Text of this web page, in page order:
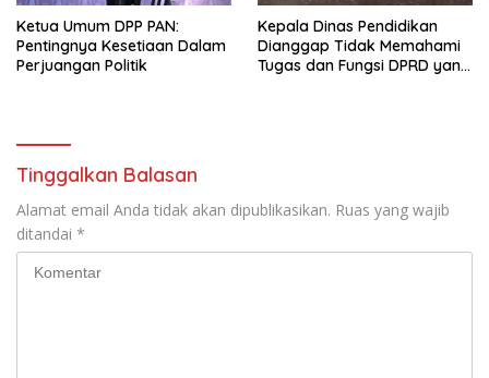
Ketua Umum DPP PAN:
Pentingnya Kesetiaan Dalam
Perjuangan Politik
Kepala Dinas Pendidikan
Dianggap Tidak Memahami
Tugas dan Fungsi DPRD yang
Tinggalkan Balasan
Alamat email Anda tidak akan dipublikasikan. Ruas yang wajib
ditandai *